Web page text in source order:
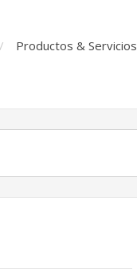
Productos & Servicios